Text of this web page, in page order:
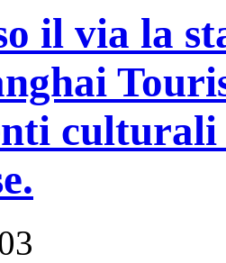
il via la